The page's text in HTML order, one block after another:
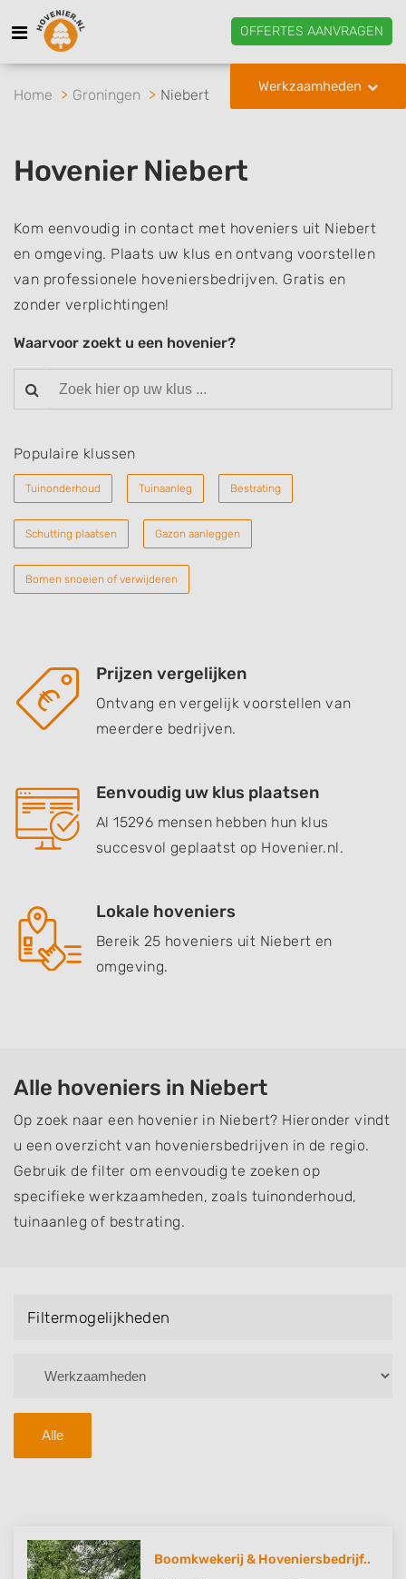
OFFERTES AANVRAGEN
Werkzaamheden
Home Groningen Niebert
Hovenier Niebert
Kom eenvoudig in contact met hoveniers uit Niebert
en omgeving. Plaats uw klus en ontvang voorstellen
van professionele hoveniersbedrijven. Gratis en
zonder verplichtingen!
Waarvoor zoekt u een hovenier?
Populaire klussen
Tuinonderhoud Tuinaanleg Bestrating
Schutting plaatsen Gazon aanleggen
Bomen snoeien of verwijderen
Prijzen vergelijken
Ontvang en vergelijk voorstellen van
meerdere bedrijven.
Eenvoudig uw klus plaatsen
Al 15296 mensen hebben hun klus
succesvol geplaatst op Hovenier.nl.
Lokale hoveniers
Bereik 25 hoveniers uit Niebert en
omgeving.
Alle hoveniers in Niebert
Op zoek naar een hovenier in Niebert? Hieronder vindt
u een overzicht van hoveniersbedrijven in de regio.
Gebruik de filter om eenvoudig te zoeken op
specifieke werkzaamheden, zoals tuinonderhoud,
tuinaanleg of bestrating.
Filtermogelijkheden
Alle
Boomkwekerij & Hoveniersbedrijf..